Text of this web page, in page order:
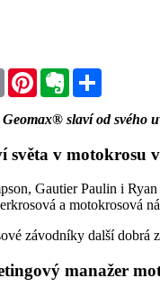
Email PinterestEvernote
slaví od svého
světa v motokrosu
Gautier Paulin i
a motokrosová
závodníky další dobrá
manažer